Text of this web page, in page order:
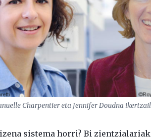
Charpentier eta Jennifer Doudna
sistema horri? Bi